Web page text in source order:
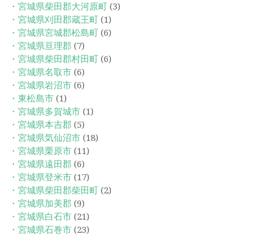
・宮城県柴田郡大河原町 (3)
・宮城県刈田郡蔵王町 (1)
・宮城県宮城郡松島町 (6)
・宮城県亘理郡 (7)
・宮城県柴田郡村田町 (6)
・宮城県名取市 (6)
・宮城県岩沼市 (6)
・東松島市 (1)
・宮城県多賀城市 (1)
・宮城県本吉郡 (5)
・宮城県気仙沼市 (18)
・宮城県栗原市 (11)
・宮城県遠田郡 (6)
・宮城県登米市 (17)
・宮城県柴田郡柴田町 (2)
・宮城県加美郡 (9)
・宮城県白石市 (21)
・宮城県石巻市 (23)